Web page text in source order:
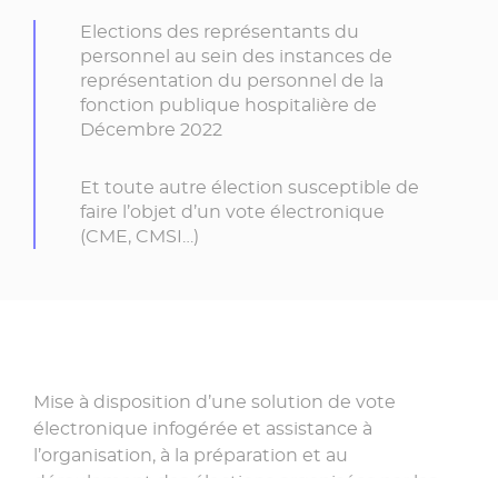
Elections des représentants du
personnel au sein des instances de
représentation du personnel de la
fonction publique hospitalière de
Décembre 2022
Et toute autre élection susceptible de
faire l’objet d’un vote électronique
(CME, CMSI…)
Mise à disposition d’une solution de vote
électronique infogérée et assistance à
l’organisation, à la préparation et au